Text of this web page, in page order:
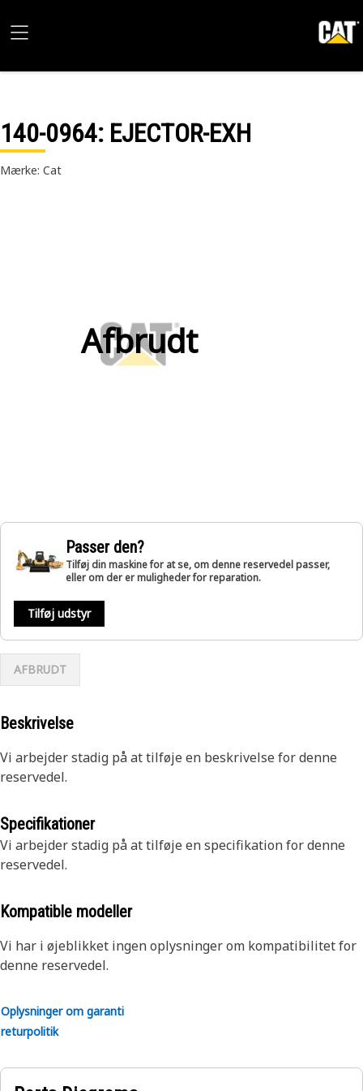
140-0964: EJECTOR-EXH
Mærke: Cat
Afbrudt
Passer den?
Tilføj din maskine for at se, om denne reservedel passer,
eller om der er muligheder for reparation.
Tilføj udstyr
AFBRUDT
Beskrivelse
Vi arbejder stadig på at tilføje en beskrivelse for denne
reservedel.
Specifikationer
Vi arbejder stadig på at tilføje en specifikation for denne
reservedel.
Kompatible modeller
Vi har i øjeblikket ingen oplysninger om kompatibilitet for
denne reservedel.
Oplysninger om garanti
returpolitik